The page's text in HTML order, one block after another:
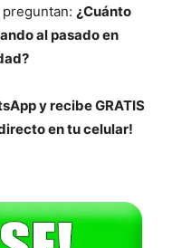
¿Cuánto
al pasado en
y recibe GRATIS
en tu celular!